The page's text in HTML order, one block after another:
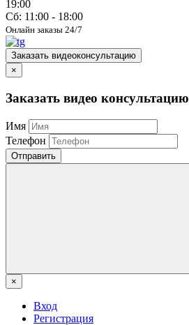
19:00
Сб: 11:00 - 18:00
Онлайн заказы 24/7
Заказать видеоконсультацию
×
Заказать видео консультацию
Имя
Телефон
Отправить
×
Вход
Регистрация